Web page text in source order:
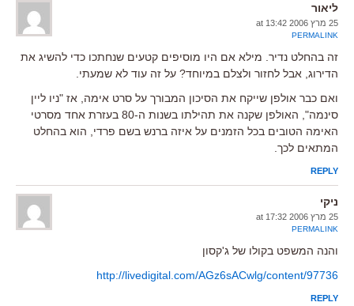
ליאור
25 מרץ 2006 at 13:42
PERMALINK
זה בהחלט נדיר. מילא אם היו מוסיפים קטעים שנחתכו כדי להשיג את
הדירוג, אבל לחזור ולצלם במיוחד? על זה עוד לא שמעתי.
ואם כבר אולפן שייקח את הסיכון המבורך על סרט אימה, אז "ניו ליין
סינמה", האולפן שקנה את תהילתו בשנות ה-80 בעזרת אחד מסרטי
האימה הטובים בכל הזמנים על איזה ברנש בשם פרדי, הוא בהחלט
המתאים לכך.
REPLY
ניקי
25 מרץ 2006 at 17:32
PERMALINK
והנה המשפט בקולו של ג'קסון
http://livedigital.com/AGz6sACwlg/content/97736
REPLY